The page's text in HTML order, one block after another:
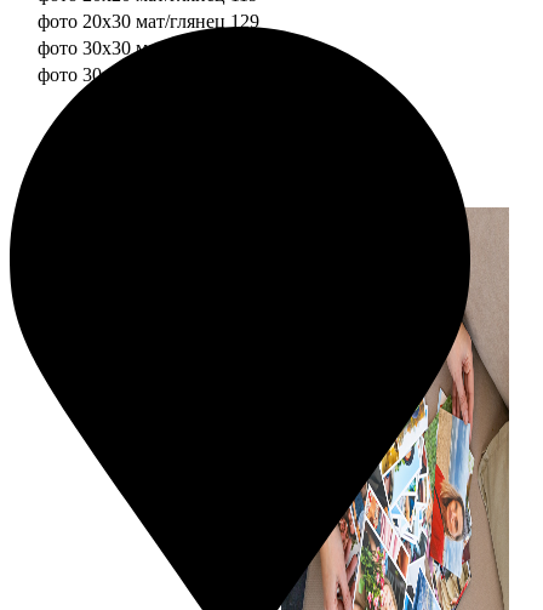
фото 20х30 мат/глянец 129
фото 30х30 мат/глянец
фото 30х40 мат/глянец